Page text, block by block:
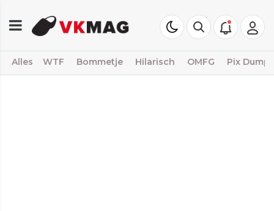
Alles WTF Bommetje Hilarisch OMFG Pix Dump